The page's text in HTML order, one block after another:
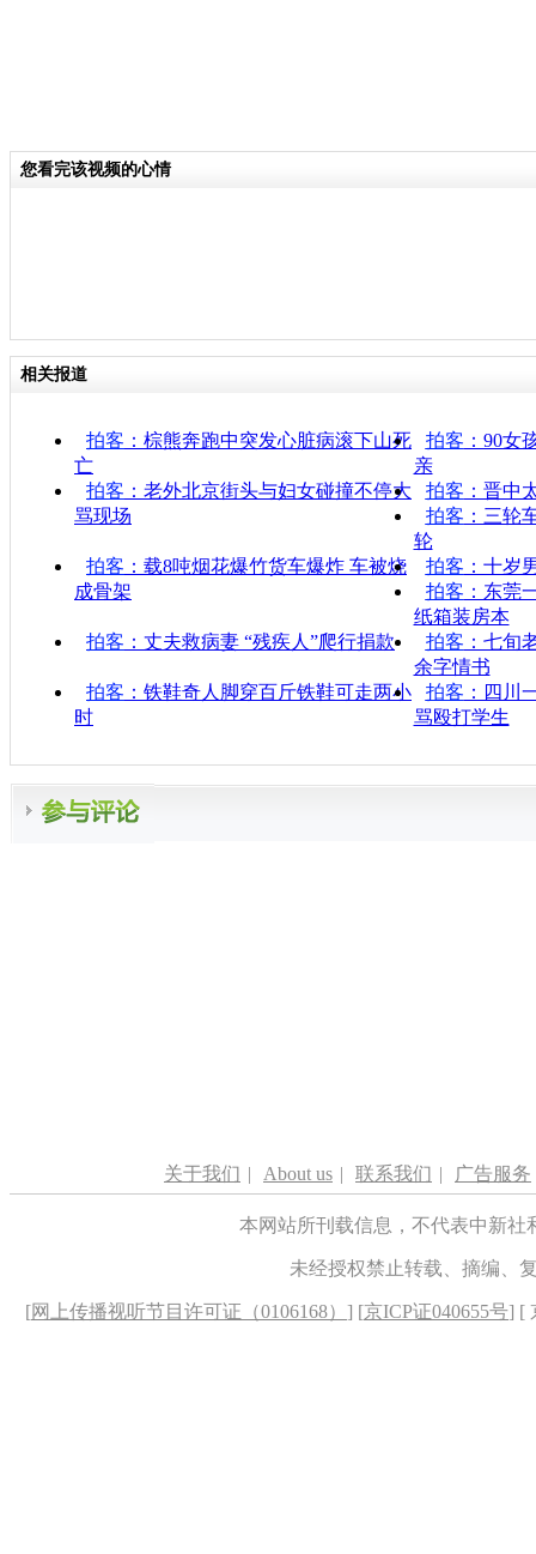
您看完该视频的心情
相关报道
拍客 ：棕熊奔跑中突发心脏病滚下山死
亡
拍客 ：90女
亲
拍客 ：老外北京街头与妇女碰撞不停大
骂现场
拍客 ：晋中
拍客 ：三轮
轮
拍客 ：载8吨烟花爆竹货车爆炸 车被烧
成骨架
拍客 ：十岁
拍客 ：东莞
纸箱装房本
拍客 ：丈夫救病妻 “残疾人”爬行捐款 拍客 ：七旬
余字情书
拍客 ：铁鞋奇人脚穿百斤铁鞋可走两小
时
拍客 ：四川
骂殴打学生
关于我们 | About us | 联系我们 | 广告服务
本网站所刊载信息，不代表中新
未经授权禁止转载、摘编、
[网上传播视听节目许可证（0106168） ] [京ICP证040655号] [